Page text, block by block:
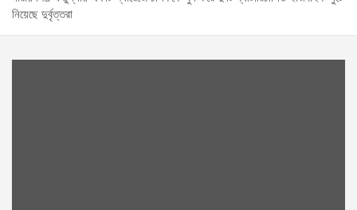
নিয়েছে দুর্বৃত্তরা